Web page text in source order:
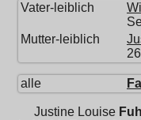
Vater-leiblich
Mutter-leiblich
alle
Justine Louise